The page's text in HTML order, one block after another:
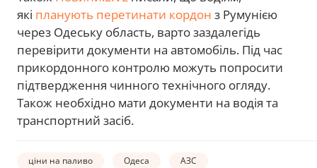
які планують перетинати кордон з Румунією
через Одеську область, варто заздалегідь
перевірити документи на автомобіль. Під час
прикордонного контролю можуть попросити
підтвердження чинного технічного огляду.
Також необхідно мати документи на водія та
транспортний засіб.
ціни на паливо Одеса АЗС